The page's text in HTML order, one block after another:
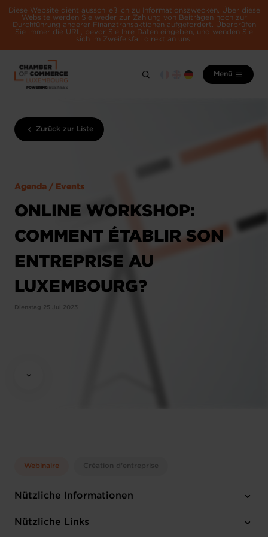
Diese Website dient ausschließlich zu Informationszwecken. Über diese
Website werden Sie weder zur Zahlung von Beiträgen noch zur
Durchführung anderer Finanztransaktionen aufgefordert. Überprüfen
Sie immer die URL, bevor Sie Ihre Daten eingeben, und wenden Sie
sich im Zweifelsfall direkt an uns.
Menü
Zurück zur Liste
Agenda / Events
ONLINE WORKSHOP:
COMMENT ÉTABLIR SON
ENTREPRISE AU
LUXEMBOURG?
Dienstag 25 Jul 2023
Webinaire Création d'entreprise
Nützliche Informationen
Dienstag 25 Jul 2023
Nützliche Links